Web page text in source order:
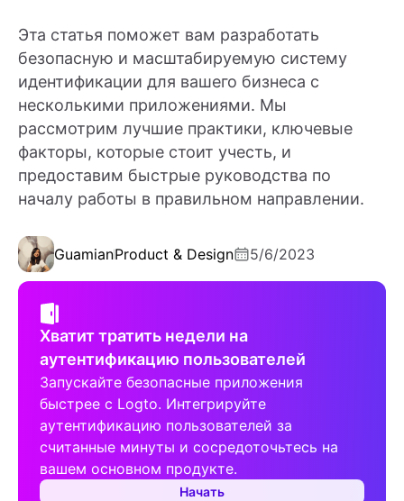
Эта статья поможет вам разработать
безопасную и масштабируемую систему
идентификации для вашего бизнеса с
несколькими приложениями. Мы
рассмотрим лучшие практики, ключевые
факторы, которые стоит учесть, и
предоставим быстрые руководства по
началу работы в правильном направлении.
GuamianProduct & Design 5/6/2023
Хватит тратить недели на
аутентификацию пользователей
Запускайте безопасные приложения
быстрее с Logto. Интегрируйте
аутентификацию пользователей за
считанные минуты и сосредоточьтесь на
вашем основном продукте.
Начать